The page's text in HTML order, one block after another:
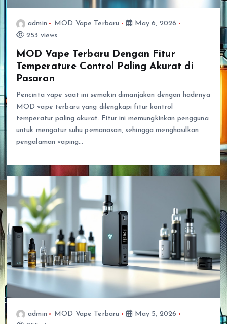
admin MOD Vape Terbaru
May 6, 2026
253 views
MOD Vape Terbaru Dengan Fitur
Temperature Control Paling Akurat di
Pasaran
Pencinta vape saat ini semakin dimanjakan dengan hadirnya
MOD vape terbaru yang dilengkapi fitur kontrol
temperatur paling akurat. Fitur ini memungkinkan pengguna
untuk mengatur suhu pemanasan, sehingga menghasilkan
pengalaman vaping…
admin MOD Vape Terbaru
May 5, 2026